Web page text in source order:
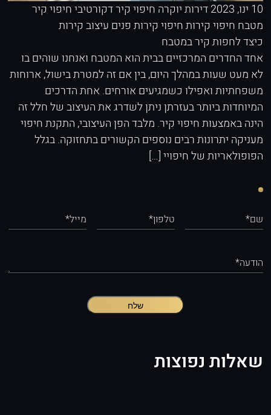
10 ינו, 2023 דירות יוקרה חיפוי קיר דקורטיביחיפוי קיר
מטבח חיפוי קירותחיפוי קירות פנים עיצוב קירות
כיצד לחפות קיר במטבח
אחד החדרים המרכזיים בבית הוא המטבח ואנחנו שוהים בו
לא מעט שעות במהלך היום, בין אם זה למטרת בישול, ארוחות
משפחתיות ואפילו כשמגיעים אורחים. אחת הדרכים
המיוחדות ביותר בעזרתן ניתן לשדרג את העיצוב של חלל זה
הינה באמצעות חיפוי קיר. מלבד הפן העיצובי, התקנת חיפוי
מעניקה יתרונות רבים נוספים הקשורים בתחזוקה. בגלל
הפופולאריות של חיפויי […]
שם* טלפון* מייל*
הודעה*
שלח
שאלות נפוצות